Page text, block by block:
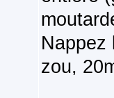
Nappez
zou,